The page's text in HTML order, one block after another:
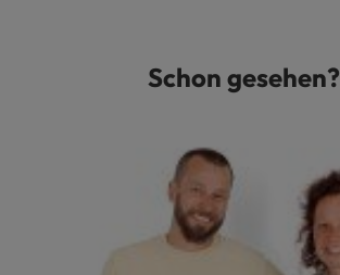
Produktgalerie überspringenSchon gesehen?